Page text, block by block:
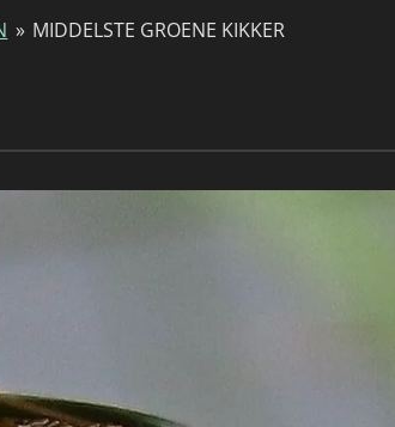
» MIDDELSTE GROENE KIKKER